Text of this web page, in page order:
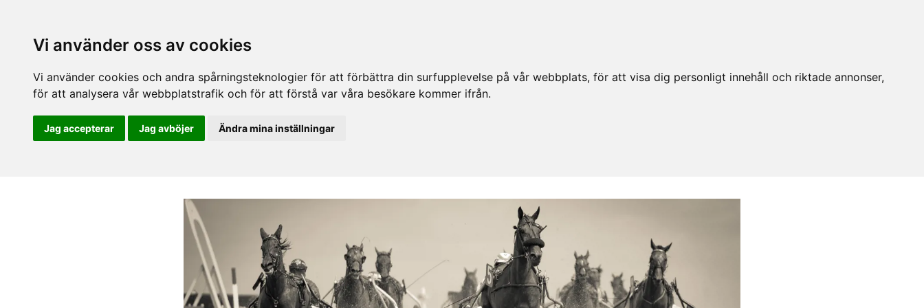
Vi använder oss av cookies
Vi använder cookies och andra spårningsteknologier för att förbättra din surfupplevelse på vår webbplats, för att visa dig personligt innehåll och riktade annonser,
för att analysera vår webbplatstrafik och för att förstå var våra besökare kommer ifrån.
Jag accepterar Jag avböjer Ändra mina inställningar